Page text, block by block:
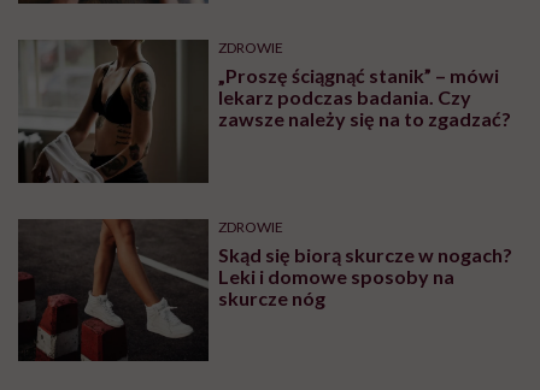
ZDROWIE
„Proszę ściągnąć stanik” – mówi
lekarz podczas badania. Czy
zawsze należy się na to zgadzać?
ZDROWIE
Skąd się biorą skurcze w nogach?
Leki i domowe sposoby na
skurcze nóg